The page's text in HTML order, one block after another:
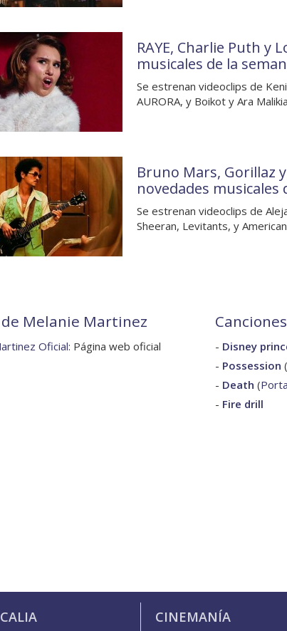
RAYE, Charlie Puth y
musicales de la
Se estrenan videoclips de
AURORA, y Boikot y Ara
Bruno Mars, Gorillaz
novedades musicales
Se estrenan videoclips de
Sheeran, Levitants, y
de Melanie Martinez
Oficial: Página web oficial - Disney
- Possession (
- Death (
- Fire drill
CINEMANÍA